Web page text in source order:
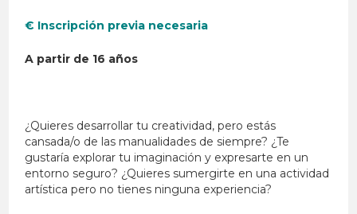
€ Inscripción previa necesaria
A partir de 16 años
¿Quieres desarrollar tu creatividad, pero estás
cansada/o de las manualidades de siempre? ¿Te
gustaría explorar tu imaginación y expresarte en un
entorno seguro? ¿Quieres sumergirte en una actividad
artística pero no tienes ninguna experiencia?